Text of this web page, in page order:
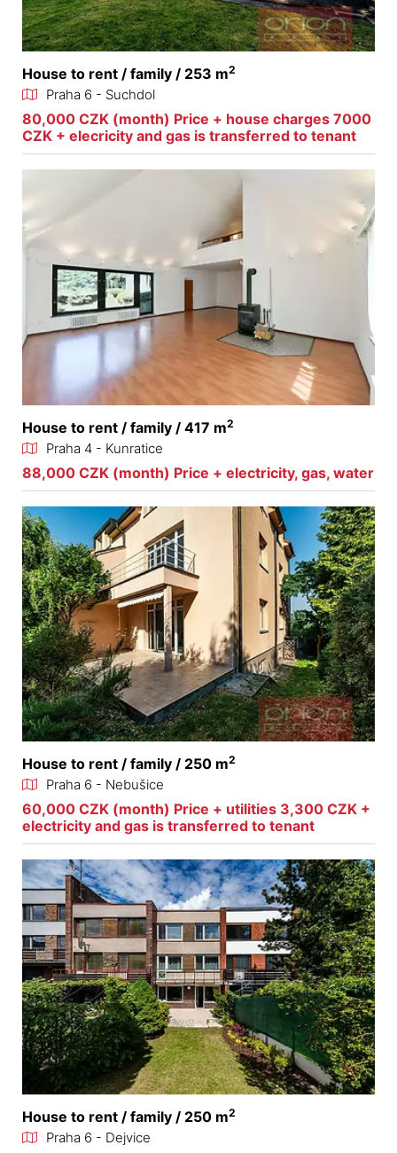
House to rent / family / 253 m2
Praha 6 - Suchdol
80,000 CZK (month) Price + house charges 7000
CZK + elecricity and gas is transferred to tenant
House to rent / family / 417 m2
Praha 4 - Kunratice
88,000 CZK (month) Price + electricity, gas, water
House to rent / family / 250 m2
Praha 6 - Nebušice
60,000 CZK (month) Price + utilities 3,300 CZK +
electricity and gas is transferred to tenant
House to rent / family / 250 m2
Praha 6 - Dejvice